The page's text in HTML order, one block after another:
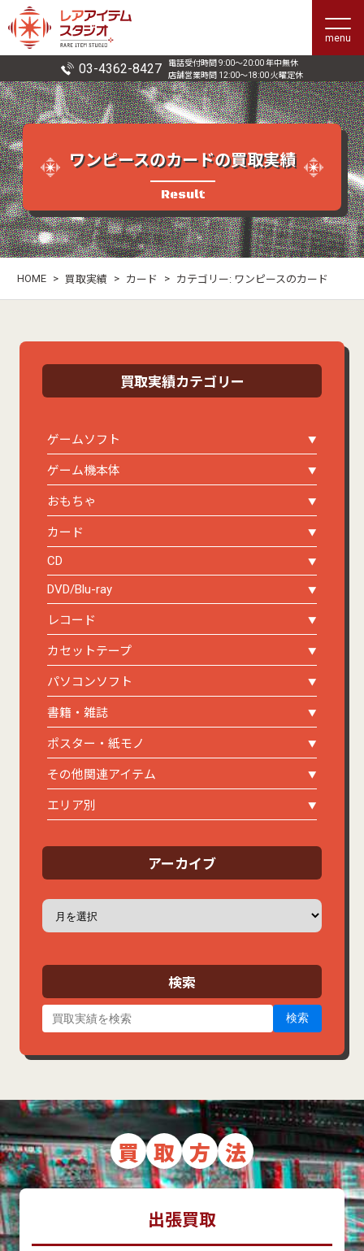
menu
03-4362-8427
電話受付時間 9:00〜20:00 年中無休
店舗営業時間 12:00〜18:00 火曜定休
ワンピースのカードの買取実績
Result
HOME > 買取実績 > カード > カテゴリー: ワンピースのカード
買取実績カテゴリー
ゲームソフト
ゲーム機本体
おもちゃ
カード
CD
DVD/Blu-ray
レコード
カセットテープ
パソコンソフト
書籍・雑誌
ポスター・紙モノ
その他関連アイテム
エリア別
アーカイブ
ア
カ
ブ
検索
検索
買 取 方 法
出張買取